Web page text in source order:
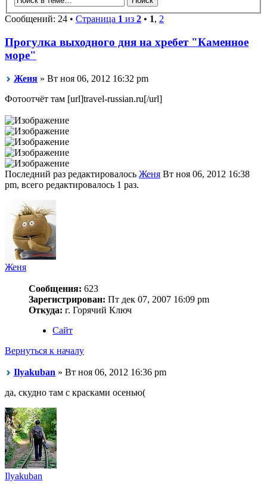
Сообщений: 24 • Страница 1 из 2 • 1, 2
Прогулка выходного дня на хребет "Каменное
море"
Женя » Вт ноя 06, 2012 16:32 pm
Фотоотчёт там [url]travel-russian.ru[/url]
Последний раз редактировалось Женя Вт ноя 06, 2012 16:38
pm, всего редактировалось 1 раз.
Женя
Сообщения: 623
Зарегистрирован: Пт дек 07, 2007 16:09 pm
Откуда: г. Горячий Ключ
Сайт
Вернуться к началу
Ilyakuban » Вт ноя 06, 2012 16:36 pm
да, скудно там с красками осенью(
Ilyakuban